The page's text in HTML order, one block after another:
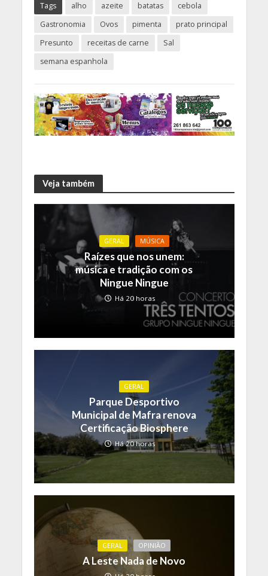
Tags alho azeite batatas
cebola
Gastronomia
Ovos pimenta
prato principal
Presunto
receitas de carne
Sal
semana espanhola
Veja também
GERAL MÚSICA
Raízes que nos unem:
música e tradição com os
Ningue Ningue
Há 20 horas
GERAL
Parque Desportivo
Municipal de Mafra renova
Certificação Biosphere
Há 20 horas
GERAL OPINIÃO
A Leste Nada de Novo